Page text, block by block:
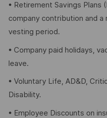
• Retirement Savings Plans
company contribution and a
vesting period.
• Company paid holidays,
leave.
• Voluntary Life, AD&D,
Disability.
• Employee Discounts on